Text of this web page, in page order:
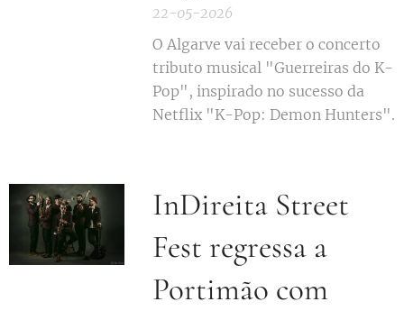
22-05-2026
O Algarve vai receber o concerto
tributo musical "Guerreiras do K-
Pop", inspirado no sucesso da
Netflix "K-Pop: Demon Hunters".
InDireita Street
Fest regressa a
Portimão com